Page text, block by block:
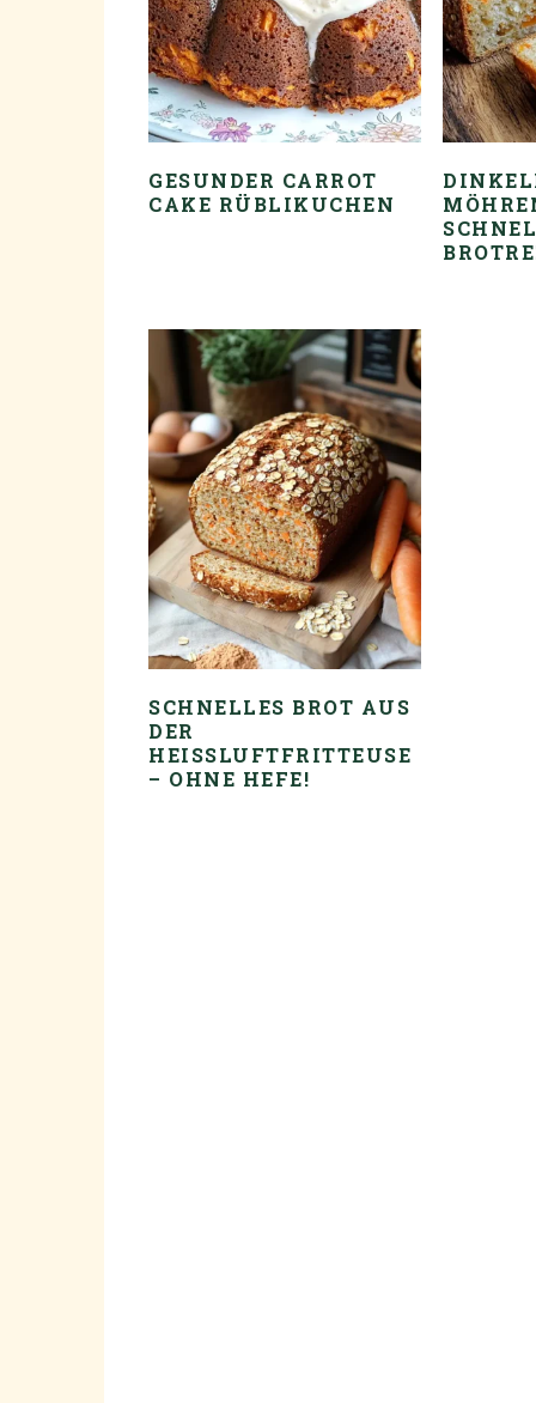
GESUNDER CARROT
CAKE RÜBLIKUCHEN
SCHNELLES BROT AUS
DER
HEISSLUFTFRITTEUSE –
OHNE HEFE!